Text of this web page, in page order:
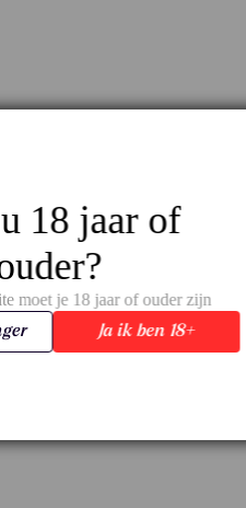
18 jaar of
moet je 18 jaar of ouder zijn
Ja ik ben 18+